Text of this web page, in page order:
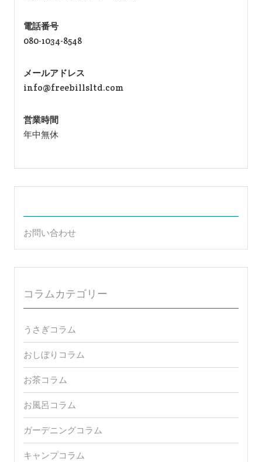
電話番号
080-1034-8548
メールアドレス
info@freebillsltd.com
営業時間
年中無休
お問い合わせ
コラムカテゴリー
うさぎコラム
おしぼりコラム
お茶コラム
お風呂コラム
ガーデニングコラム
キャンプコラム